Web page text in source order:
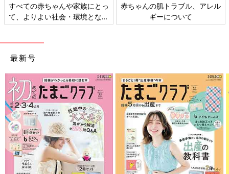
すべての赤ちゃんや家族にとっ
て、よりよい社会・環境となる
ことをめざしてさまざまな課題
赤ちゃんの肌トラブル、アレル
ギーについて
最新号